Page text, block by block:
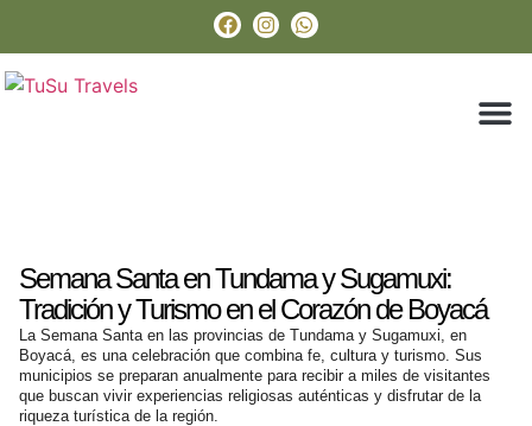
Semana Santa en Tundama y Sugamuxi:
Tradición y Turismo en el Corazón de Boyacá
La Semana Santa en las provincias de Tundama y Sugamuxi, en
Boyacá, es una celebración que combina fe, cultura y turismo. Sus
municipios se preparan anualmente para recibir a miles de visitantes
que buscan vivir experiencias religiosas auténticas y disfrutar de la
riqueza turística de la región.